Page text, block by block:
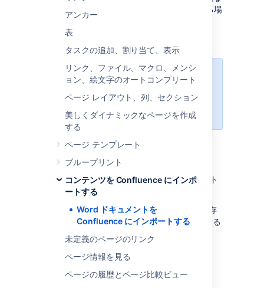
アンカー
表
タスクの追加、割り当て、表示
リンク、ファイル、マクロ、メンシ
ョン、絵文字のオートコンプリート
ページ レイアウト、列、セクション
美しくダイナミックなページを作成
する
ページ テンプレート
ブループリント
コンテンツを Confluence にインポ
ートする
Word ドキュメントを
Confluence にインポートする
未定義のページのリンク
ページ情報を見る
ページの履歴とページ比較ビュー
別のシステムやプラットフォームから移行する場
合に便利です。
システム管理者がこの機能を無効に
ついてはシステム管理者にお問い合
わせください。
Word 文書のインポート
Word ドキュメントを Confluence にインポート
するには、次の手順を実行します。
Confluence でページを作成するか、既存
のページに移動します（ページを編集する
のではなく、表示する）。
その他のオプション
> [Word 文書をインポート]